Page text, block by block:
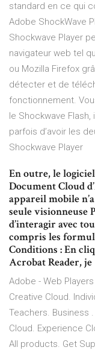
standard en ce qui
Adobe ShockWave
Shockwave Player
navigateur web tel
ou Mozilla Firefox
détecter et de
fonctionnement.
le Shockwave
parfois d’avoir les
Shockwave Player
En outre, le
Document Cloud
appareil mobile
seule visionneuse
d’interagir avec
compris les
Conditions : En
Acrobat Reader, je
Adobe - Web
Creative Cloud.
Teachers. Business
Cloud. Experience
All products. Get